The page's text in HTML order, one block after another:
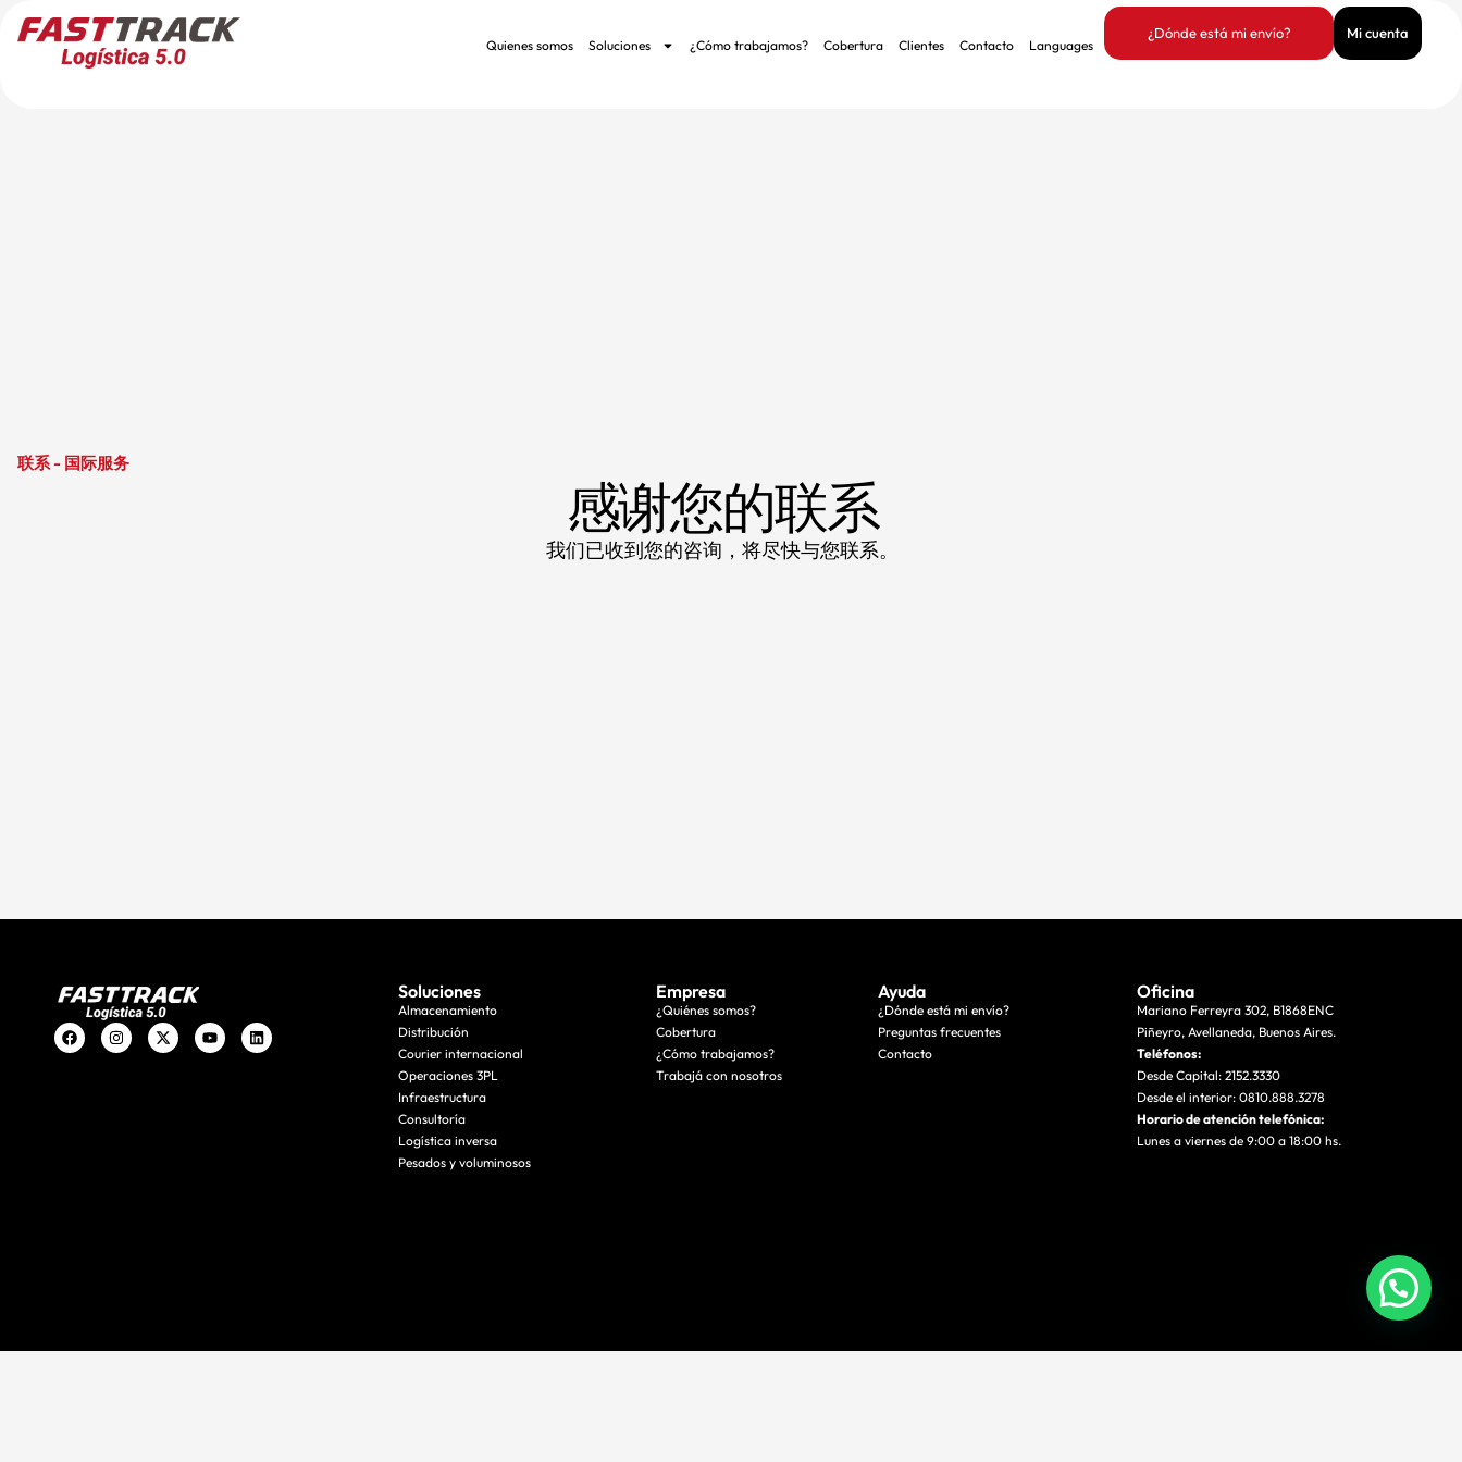
Quienes somos Soluciones ¿Cómo trabajamos? Cobertura Clientes Contacto Languages
¿Dónde está mi envío? Mi cuenta
联系 - 国际服务
感谢您的联系
我们已收到您的咨询，将尽快与您联系。
Soluciones
Almacenamiento
Distribución
Courier internacional
Operaciones 3PL
Infraestructura
Consultoría
Logística inversa
Pesados y voluminosos
Empresa
¿Quiénes somos?
Cobertura
¿Cómo trabajamos?
Trabajá con nosotros
Ayuda
¿Dónde está mi envío?
Preguntas frecuentes
Contacto
Oficina
Mariano Ferreyra 302, B1868ENC
Piñeyro, Avellaneda, Buenos Aires.
Teléfonos:
Desde Capital: 2152.3330
Desde el interior: 0810.888.3278
Horario de atención telefónica:
Lunes a viernes de 9:00 a 18:00 hs.